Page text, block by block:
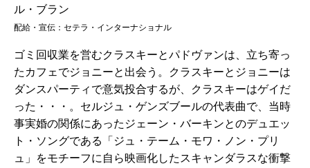
ル・ブラン
配給・宣伝：セテラ・インターナショナル
ゴミ回収業を営むクラスキーとパドヴァンは、立ち寄っ
たカフェでジョニーと出会う。クラスキーとジョニーは
ダンスパーティで意気投合するが、クラスキーはゲイだ
った・・・。セルジュ・ゲンズブールの代表曲で、当時
事実婚の関係にあったジェーン・バーキンとのデュエッ
ト・ソングである「ジュ・テーム・モワ・ノン・プリ
ュ」をモチーフに自ら映画化したスキャンダラスな衝撃